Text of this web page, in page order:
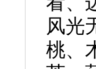
风光
桃、